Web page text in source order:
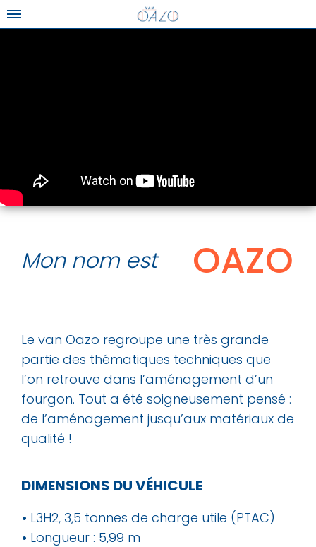
Mon nom est OAZO
Le van Oazo regroupe une très grande
partie des thématiques techniques que
l’on retrouve dans l’aménagement d’un
fourgon. Tout a été soigneusement pensé :
de l’aménagement jusqu’aux matériaux de
qualité !
DIMENSIONS DU VÉHICULE
• L3H2, 3,5 tonnes de charge utile (PTAC)
• Longueur : 5,99 m